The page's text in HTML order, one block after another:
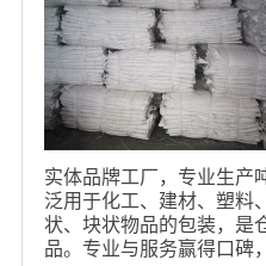
实体品牌工厂，专业生产
泛用于化工、建材、塑料
状、块状物品的包装，是
品。专业与服务赢得口碑